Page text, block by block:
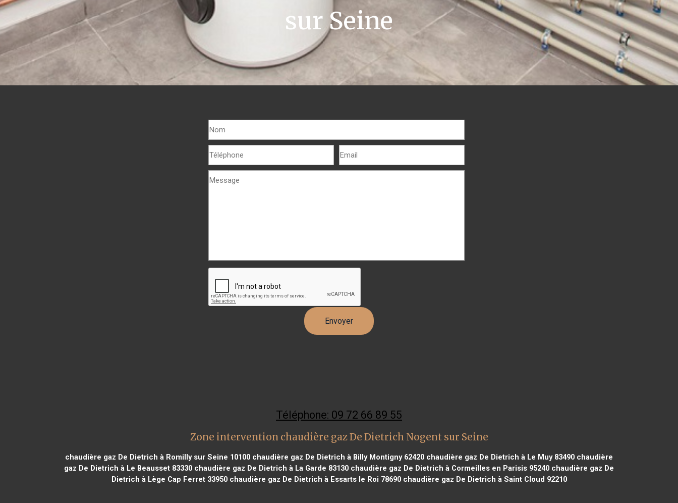
sur Seine
Téléphone: 09 72 66 89 55
Zone intervention chaudière gaz De Dietrich Nogent sur Seine
chaudière gaz De Dietrich à Romilly sur Seine 10100 chaudière gaz De Dietrich à Billy Montigny 62420 chaudière gaz De Dietrich à Le Muy 83490 chaudière
gaz De Dietrich à Le Beausset 83330 chaudière gaz De Dietrich à La Garde 83130 chaudière gaz De Dietrich à Cormeilles en Parisis 95240 chaudière gaz De
Dietrich à Lège Cap Ferret 33950chaudière gaz De Dietrich à Essarts le Roi 78690chaudière gaz De Dietrich à Saint Cloud 92210